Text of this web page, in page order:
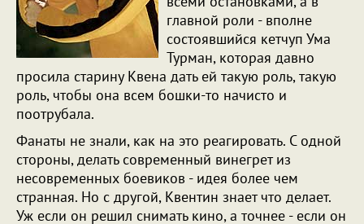
главной роли - вполне
состоявшийся кетчуп Ума
Турман, которая давно
просила старину Квена дать ей такую роль, такую
роль, чтобы она всем бошки-то начисто и
поотрубала.
Фанаты не знали, как на это реагировать. С одной
стороны, делать современный винегрет из
несовременных боевиков - идея более чем
странная. Но с другой, Квентин знает что делает.
Уж если он решил снимать кино, а точнее - если он